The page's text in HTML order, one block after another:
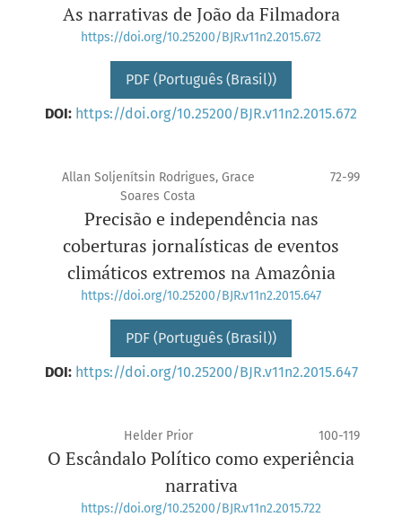
As narrativas de João da Filmadora
https://doi.org/10.25200/BJR.v11n2.2015.672
PDF (Português (Brasil))
DOI: https://doi.org/10.25200/BJR.v11n2.2015.672
Allan Soljenítsin Rodrigues, Grace
Soares Costa
72-99
Precisão e independência nas
coberturas jornalísticas de eventos
climáticos extremos na Amazônia
https://doi.org/10.25200/BJR.v11n2.2015.647
PDF (Português (Brasil))
DOI: https://doi.org/10.25200/BJR.v11n2.2015.647
Helder Prior 100-119
O Escândalo Político como experiência
narrativa
https://doi.org/10.25200/BJR.v11n2.2015.722